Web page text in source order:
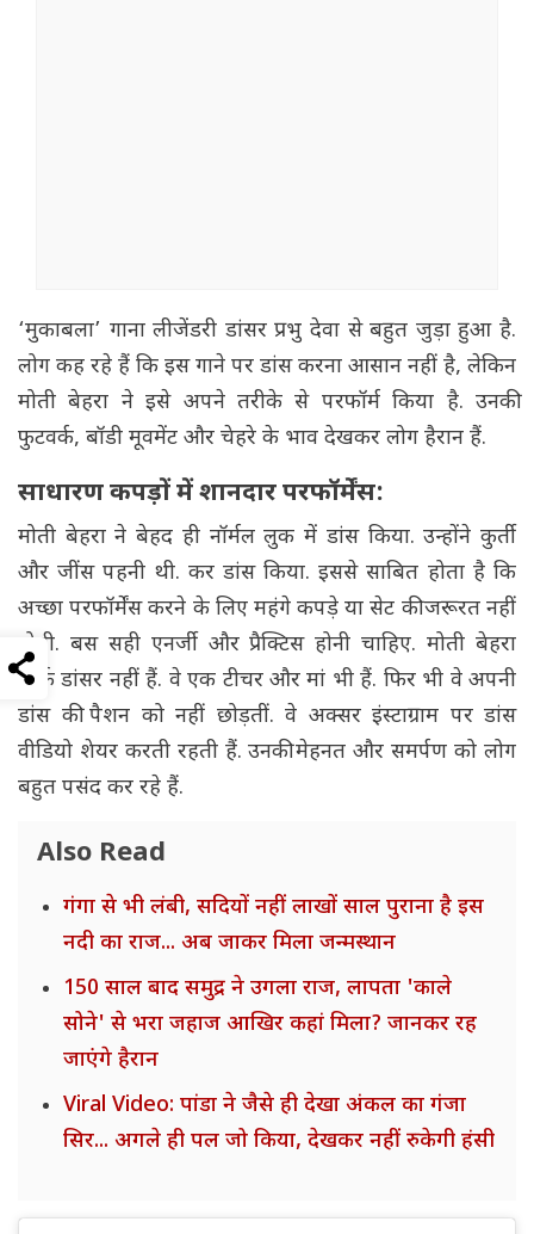
‘मुकाबला’ गाना लीजेंडरी डांसर प्रभु देवा से बहुत जुड़ा हुआ है.
लोग कह रहे हैं कि इस गाने पर डांस करना आसान नहीं है, लेकिन
मोती बेहरा ने इसे अपने तरीके से परफॉर्म किया है. उनकी
फुटवर्क, बॉडी मूवमेंट और चेहरे के भाव देखकर लोग हैरान हैं.
साधारण कपड़ों में शानदार परफॉर्मेंस:
मोती बेहरा ने बेहद ही नॉर्मल लुक में डांस किया. उन्होंने कुर्ती
और जींस पहनी थी. कर डांस किया. इससे साबित होता है कि
अच्छा परफॉर्मेंस करने के लिए महंगे कपड़े या सेट की जरूरत नहीं
होती. बस सही एनर्जी और प्रैक्टिस होनी चाहिए. मोती बेहरा
सिर्फ डांसर नहीं हैं. वे एक टीचर और मां भी हैं. फिर भी वे अपनी
डांस की पैशन को नहीं छोड़तीं. वे अक्सर इंस्टाग्राम पर डांस
वीडियो शेयर करती रहती हैं. उनकी मेहनत और समर्पण को लोग
बहुत पसंद कर रहे हैं.
Also Read
गंगा से भी लंबी, सदियों नहीं लाखों साल पुराना है इस
नदी का राज... अब जाकर मिला जन्मस्थान
150 साल बाद समुद्र ने उगला राज, लापता 'काले
सोने' से भरा जहाज आखिर कहां मिला? जानकर रह
जाएंगे हैरान
Viral Video: पांडा ने जैसे ही देखा अंकल का गंजा
सिर... अगले ही पल जो किया, देखकर नहीं रुकेगी हंसी